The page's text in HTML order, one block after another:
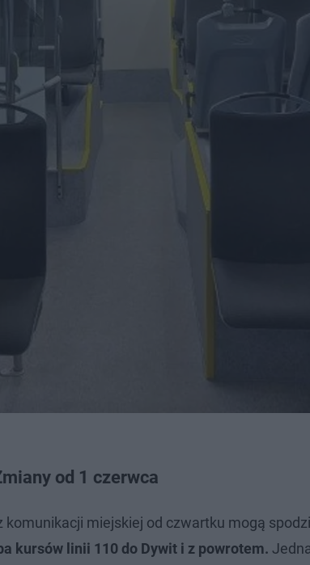
od 1 czerwca
miejskiej od czwartku mogą
kursów linii 110 do Dywit i z powrotem.